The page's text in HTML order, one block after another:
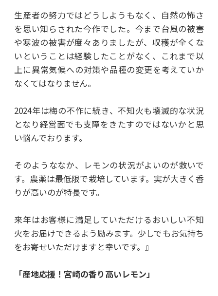
生産者の努力ではどうしようもなく、自然の怖さ
を思い知らされた今作でした。今まで台風の被害
や寒波の被害が度々ありましたが、収穫が全くな
いということは経験したことがなく、これまで以
上に異常気候への対策や品種の変更を考えていか
なくてはなりません。
2024年は梅の不作に続き、不知火も壊滅的な状況
となり経営面でも支障をきたすのではないかと思
い悩んでおります。
そのようななか、レモンの状況がよいのが救いで
す。農薬は最低限で栽培しています。実が大きく香
りが高いのが特長です。
来年はお客様に満足していただけるおいしい不知
火をお届けできるよう励みます。少しでもお気持ち
をお寄せいただけますと幸いです。』
「産地応援！宮崎の香り高いレモン」